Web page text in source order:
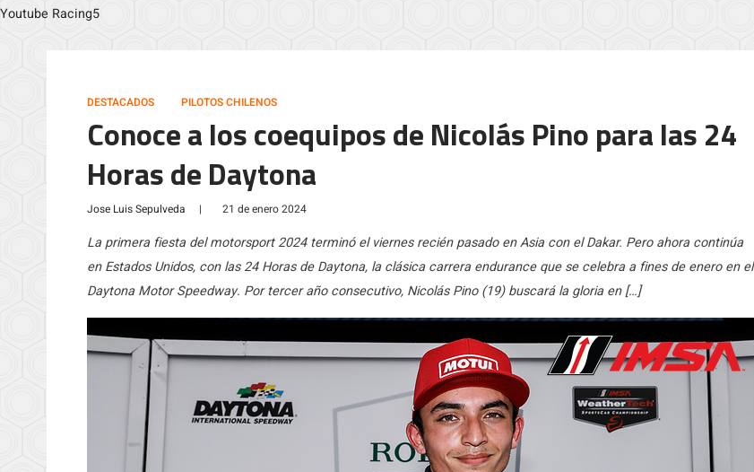
Youtube Racing5
DESTACADOS PILOTOS CHILENOS
Conoce a los coequipos de Nicolás Pino para las 24
Horas de Daytona
Jose Luis Sepulveda | 21 de enero 2024
La primera fiesta del motorsport 2024 terminó el viernes recién pasado en Asia con el Dakar. Pero ahora continúa
en Estados Unidos, con las 24 Horas de Daytona, la clásica carrera endurance que se celebra a fines de enero en el
Daytona Motor Speedway. Por tercer año consecutivo, Nicolás Pino (19) buscará la gloria en […]